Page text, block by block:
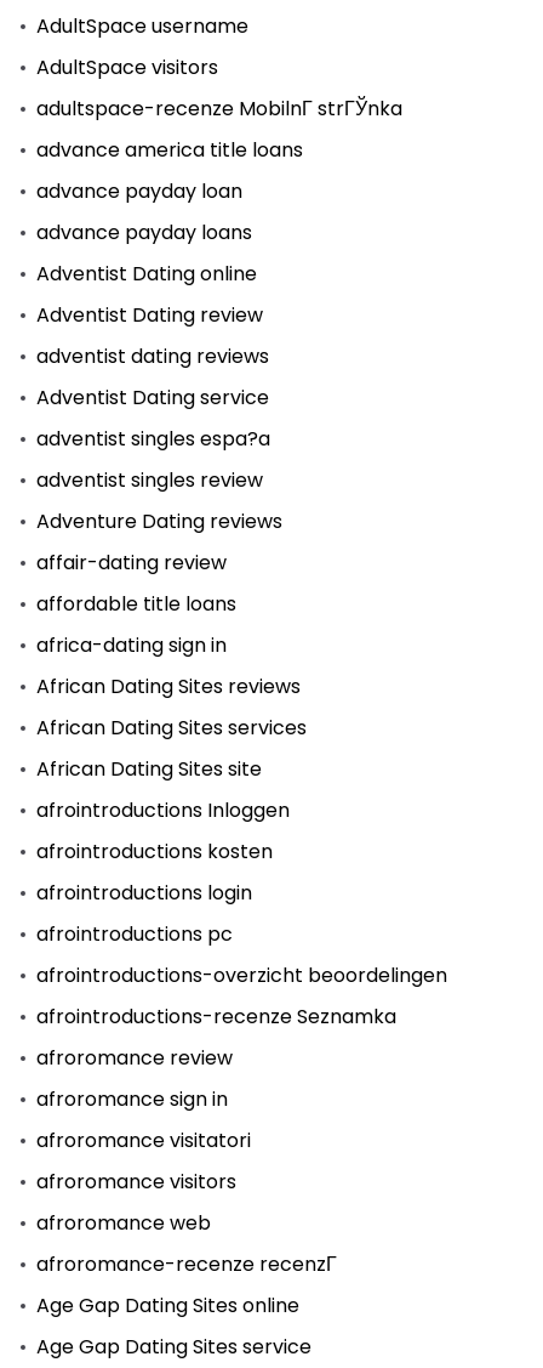
AdultSpace username
AdultSpace visitors
adultspace-recenze MobilnГ­ strГЎnka
advance america title loans
advance payday loan
advance payday loans
Adventist Dating online
Adventist Dating review
adventist dating reviews
Adventist Dating service
adventist singles espa?a
adventist singles review
Adventure Dating reviews
affair-dating review
affordable title loans
africa-dating sign in
African Dating Sites reviews
African Dating Sites services
African Dating Sites site
afrointroductions Inloggen
afrointroductions kosten
afrointroductions login
afrointroductions pc
afrointroductions-overzicht beoordelingen
afrointroductions-recenze Seznamka
afroromance review
afroromance sign in
afroromance visitatori
afroromance visitors
afroromance web
afroromance-recenze recenzГ­
Age Gap Dating Sites online
Age Gap Dating Sites service